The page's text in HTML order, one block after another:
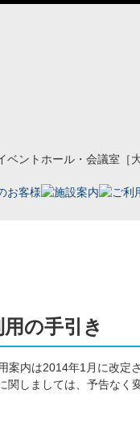
用の手引き
案内は2014年1月に改定
関しましては、予告なく